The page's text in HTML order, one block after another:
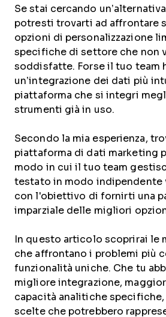
Se stai cercando
potresti trovarti ad affrontare
opzioni di personalizzazione
specifiche di settore che non
soddisfatte. Forse il tuo team
un’integrazione dei dati più
piattaforma che si integri
strumenti già in uso.
Secondo la mia esperienza,
piattaforma di dati marketing
modo in cui il tuo team
testato in modo indipendente
con l'obiettivo di fornirti una
imparziale delle migliori
In questo articolo scoprirai le
che affrontano i problemi più
funzionalità uniche. Che tu
migliore integrazione,
capacità analitiche
scelte che potrebbero